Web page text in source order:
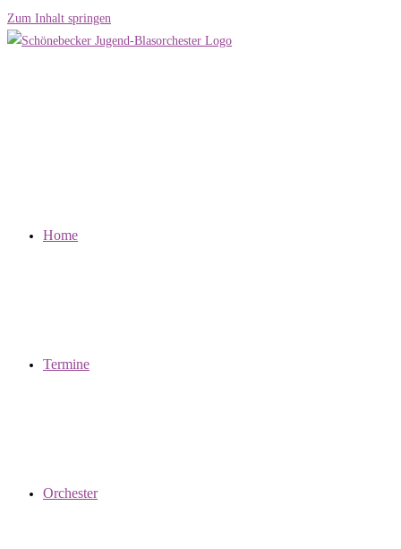
Zum Inhalt springen
Home
Termine
Orchester